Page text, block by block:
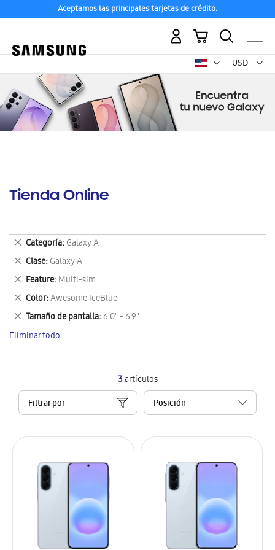
Aceptamos las principales tarjetas de crédito.
USD -
dólar
Mi carrito
Tienda Online
3artículos
Filtrar por
Categoría Galaxy A
Eliminar
este
artículo
Clase Galaxy A
Eliminar
este
artículo
Feature Multi-sim
Eliminar
este
artículo
Color Awesome IceBlue
Eliminar
este
artículo
Tamaño de pantalla 6.0" - 6.9"
Eliminar
este
artículo
Eliminar todo